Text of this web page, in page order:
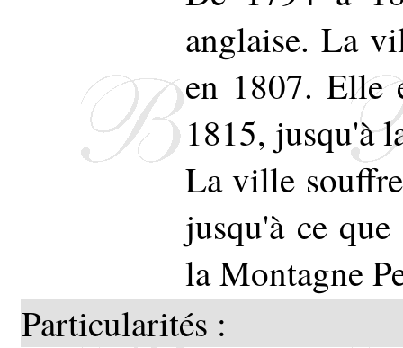
anglaise. La
en 1807. Elle
1815, jusqu'à
La ville
jusqu'à ce
la Montagne
Particularités :